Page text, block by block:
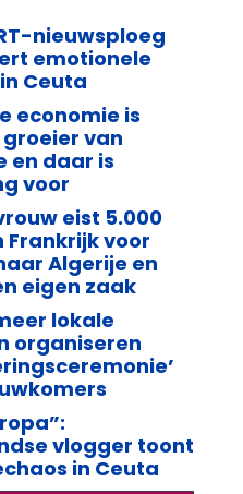
nieuwsploeg
emotionele
Ceuta
economie is
van
en daar is
voor
eist 5.000
Frankrijk voor
Algerije en
eigen zaak
lokale
organiseren
vlogger toont
in Ceuta